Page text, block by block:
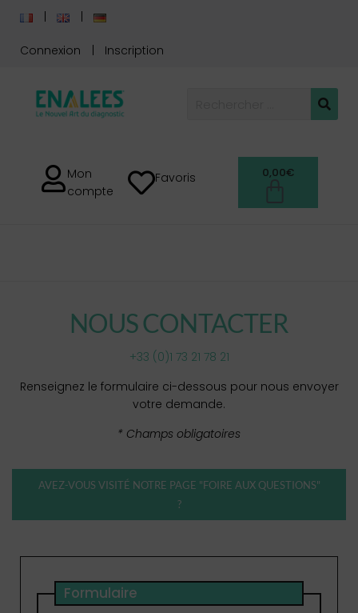
Connexion Inscription
Mon
compte
Favoris 0,00€
NOUS CONTACTER
+33 (0)1 73 21 78 21
Renseignez le formulaire ci-dessous pour nous envoyer
votre demande.
* Champs obligatoires
AVEZ-VOUS VISITÉ NOTRE PAGE "FOIRE AUX QUESTIONS"
?
Formulaire